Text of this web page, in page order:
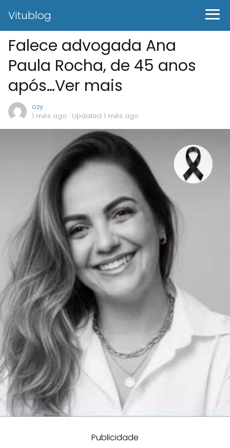
Vitublog
Falece advogada Ana
Paula Rocha, de 45 anos
após…Ver mais
ozy
1 mês ago · Updated 1 mês ago
Publicidade